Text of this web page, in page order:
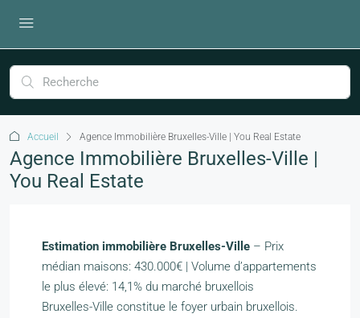
Accueil Agence Immobilière Bruxelles-Ville | You Real Estate
Agence Immobilière Bruxelles-Ville |
You Real Estate
Estimation immobilière Bruxelles-Ville – Prix
médian maisons: 430.000€ | Volume d’appartements
le plus élevé: 14,1% du marché bruxellois
Bruxelles-Ville constitue le foyer urbain bruxellois.